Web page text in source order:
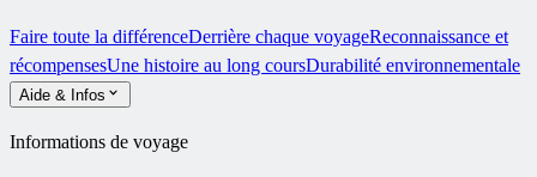
Faire toute la différenceDerrière chaque voyageReconnaissance et
récompensesUne histoire au long coursDurabilité environnementale
Aide & Infos
Informations de voyage